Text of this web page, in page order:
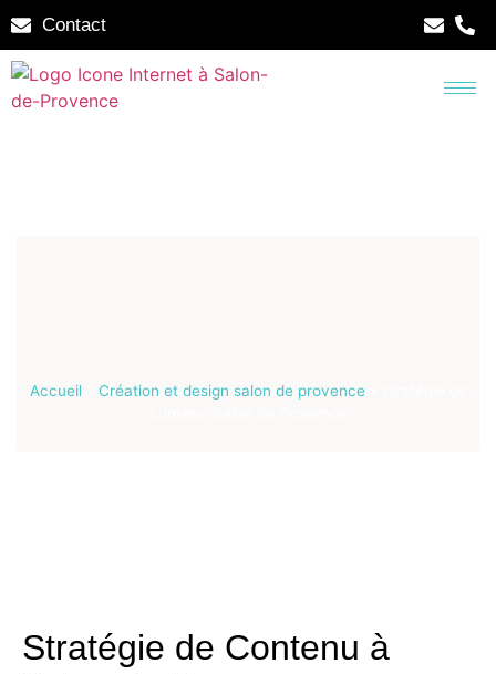
Contact
Accueil» Création et design salon de provence»
Stratégie de Contenu à